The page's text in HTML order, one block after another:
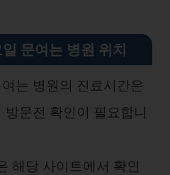
문여는 병원 위치
는 병원의 진료시간은
문전 확인이 필요합니
해당 사이트에서 확인